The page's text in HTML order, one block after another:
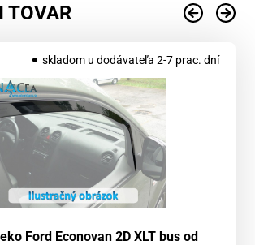
TOVAR
skladom u dodávateľa 2-7 prac. dní
Ford Econovan 2D XLT bus od